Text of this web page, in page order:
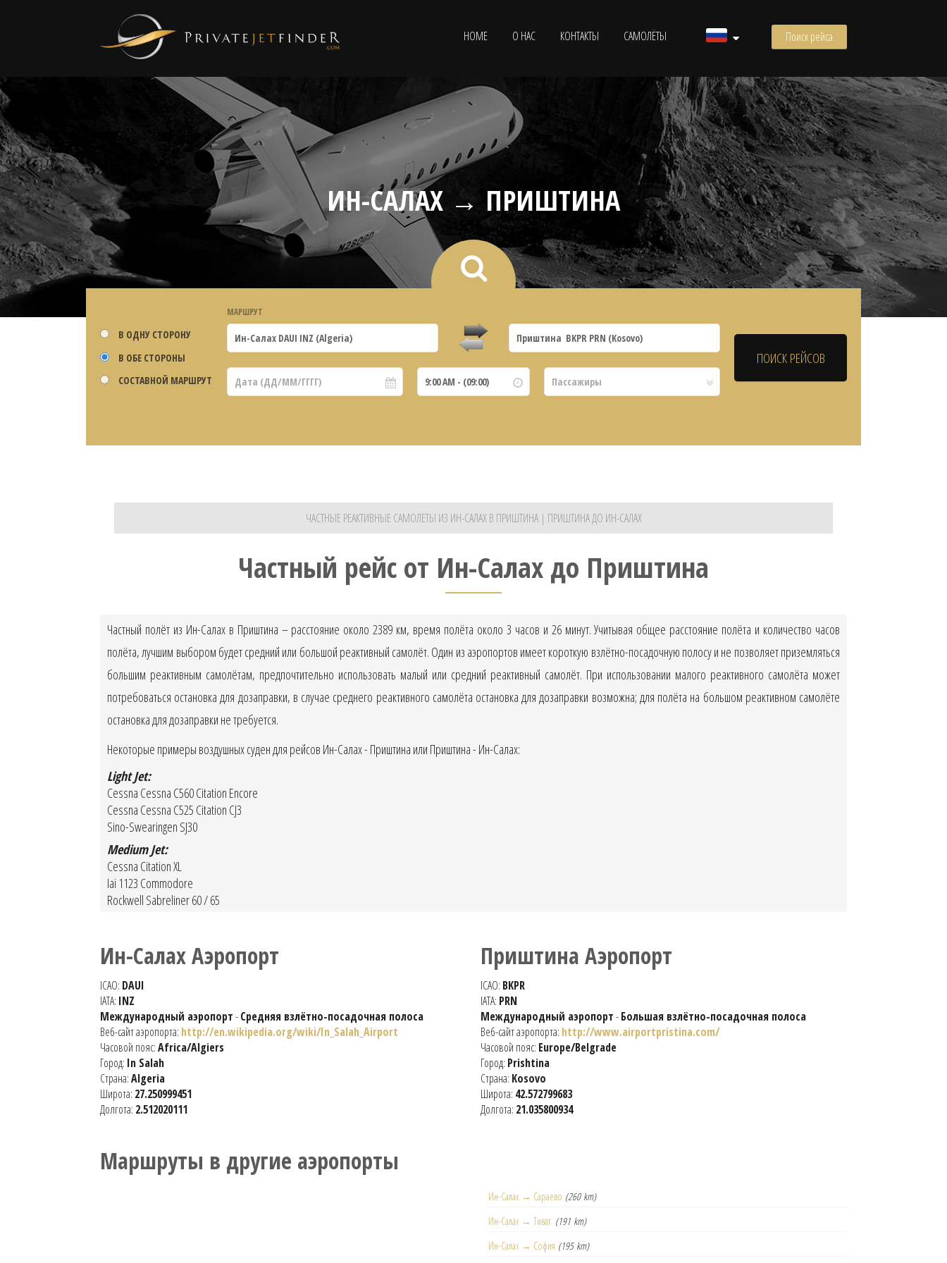
HOME О НАС КОНТАКТЫ САМОЛЁТЫ Поиск рейса
ИН-САЛАХ → ПРИШТИНА
В ОДНУ СТОРОНУ
В ОБЕ СТОРОНЫ
СОСТАВНОЙ МАРШРУТ
МАРШРУТ
ЧАСТНЫЕ РЕАКТИВНЫЕ САМОЛЁТЫ ИЗ ИН-САЛАХ В ПРИШТИНА | ПРИШТИНА ДО ИН-САЛАХ
Частный рейс от Ин-Салах до Приштина
Частный полёт из Ин-Салах в Приштина – расстояние около 2389 км, время полёта около 3 часов и 26 минут. Учитывая общее расстояние полёта и количество часов
полёта, лучшим выбором будет средний или большой реактивный самолёт. Один из аэропортов имеет короткую взлётно-посадочную полосу и не позволяет приземляться
большим реактивным самолётам, предпочтительно использовать малый или средний реактивный самолёт. При использовании малого реактивного самолёта может
потребоваться остановка для дозаправки, в случае среднего реактивного самолёта остановка для дозаправки возможна; для полёта на большом реактивном самолёте
остановка для дозаправки не требуется.
Некоторые примеры воздушных суден для рейсов Ин-Салах - Приштина или Приштина - Ин-Салах:
Light Jet:
Cessna Cessna C560 Citation Encore
Cessna Cessna C525 Citation CJ3
Sino-Swearingen SJ30
Medium Jet:
Cessna Citation XL
Iai 1123 Commodore
Rockwell Sabreliner 60 / 65
Ин-Салах Аэропорт
ICAO: DAUI
IATA: INZ
Международный аэропорт-Средняя взлётно-посадочная полоса
Веб-сайт аэропорта: http://en.wikipedia.org/wiki/In_Salah_Airport
Часовой пояс:Africa/Algiers
Город: In Salah
Страна:Algeria
Широта: 27.250999451
Долгота: 2.512020111
Приштина Аэропорт
ICAO: BKPR
IATA: PRN
Международный аэропорт-Большая взлётно-посадочная полоса
Веб-сайт аэропорта: http://www.airportpristina.com/
Часовой пояс: Europe/Belgrade
Город: Prishtina
Страна: Kosovo
Широта: 42.572799683
Долгота: 21.035800934
Маршруты в другие аэропорты
Ин-Салах → Сараево (260 km)
Ин-Салах → Тиват (191 km)
Ин-Салах → София (195 km)